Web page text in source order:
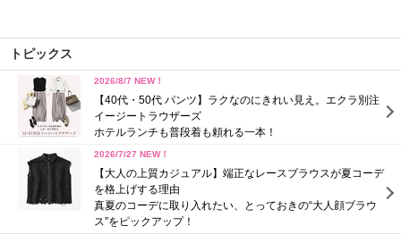
トピックス
2026/8/7 NEW！
【40代・50代 パンツ】ラクなのにきれい見え。エクラ別注
イージートラウザーズ
ホテルランチも普段着も頼れる一本！
2026/7/27 NEW！
【大人の上質カジュアル】端正なレースブラウスが夏コーデ
を格上げする理由
真夏のコーデに取り入れたい、とっておきの“大人顔ブラウ
ス”をピックアップ！